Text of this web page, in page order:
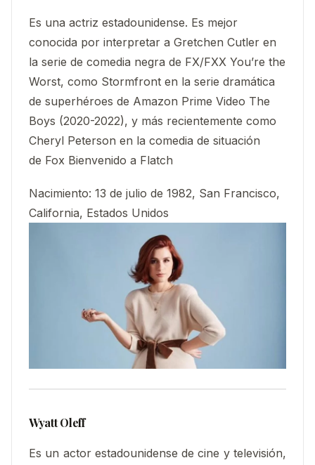
Es una actriz estadounidense. Es mejor
conocida por interpretar a Gretchen Cutler en
la serie de comedia negra de FX/FXX You’re the
Worst, como Stormfront en la serie dramática
de superhéroes de Amazon Prime Video The
Boys (2020-2022), y más recientemente como
Cheryl Peterson en la comedia de situación
de Fox Bienvenido a Flatch
Nacimiento: 13 de julio de 1982, San Francisco,
California, Estados Unidos
Wyatt Oleff
Es un actor estadounidense de cine y televisión,